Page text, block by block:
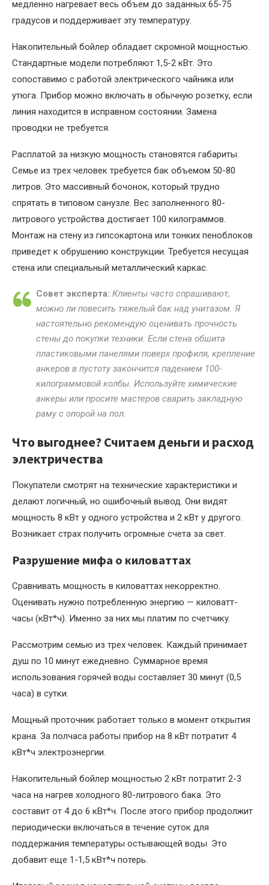
медленно нагревает весь объем до заданных 65-75
градусов и поддерживает эту температуру.
Накопительный бойлер обладает скромной мощностью.
Стандартные модели потребляют 1,5-2 кВт. Это
сопоставимо с работой электрического чайника или
утюга. Прибор можно включать в обычную розетку, если
линия находится в исправном состоянии. Замена
проводки не требуется.
Расплатой за низкую мощность становятся габариты.
Семье из трех человек требуется бак объемом 50-80
литров. Это массивный бочонок, который трудно
спрятать в типовом санузле. Вес заполненного 80-
литрового устройства достигает 100 килограммов.
Монтаж на стену из гипсокартона или тонких пеноблоков
приведет к обрушению конструкции. Требуется несущая
стена или специальный металлический каркас.
Совет эксперта: Клиенты часто спрашивают,
можно ли повесить тяжелый бак над унитазом. Я
настоятельно рекомендую оценивать прочность
стены до покупки техники. Если стена обшита
пластиковыми панелями поверх профиля, крепление
анкеров в пустоту закончится падением 100-
килограммовой колбы. Используйте химические
анкеры или просите мастеров сварить закладную
раму с опорой на пол.
Что выгоднее? Считаем деньги и расход
электричества
Покупатели смотрят на технические характеристики и
делают логичный, но ошибочный вывод. Они видят
мощность 8 кВт у одного устройства и 2 кВт у другого.
Возникает страх получить огромные счета за свет.
Разрушение мифа о киловаттах
Сравнивать мощность в киловаттах некорректно.
Оценивать нужно потребленную энергию — киловатт-
часы (кВт*ч). Именно за них мы платим по счетчику.
Рассмотрим семью из трех человек. Каждый принимает
душ по 10 минут ежедневно. Суммарное время
использования горячей воды составляет 30 минут (0,5
часа) в сутки.
Мощный проточник работает только в момент открытия
крана. За полчаса работы прибор на 8 кВт потратит 4
кВт*ч электроэнергии.
Накопительный бойлер мощностью 2 кВт потратит 2-3
часа на нагрев холодного 80-литрового бака. Это
составит от 4 до 6 кВт*ч. После этого прибор продолжит
периодически включаться в течение суток для
поддержания температуры остывающей воды. Это
добавит еще 1-1,5 кВт*ч потерь.